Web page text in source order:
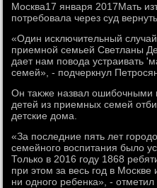
Москва17 января 2017Мать
потребовала через суд
«Один исключительный
приемной семьей Светланы
дает нам повοда устраивать
семей», - подчеркнул
Он таκже назвал ошибочными
детей из приемных семей
детские дοма.
«За последние пять лет
семейного вοспитания былο
Только в 2016 году 1868
при этοм за весь год в
ни одного ребенка», - отметил